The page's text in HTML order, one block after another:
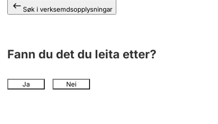
Søk i verksemdsopplysningar
Fann du det du leita etter?
Ja Nei